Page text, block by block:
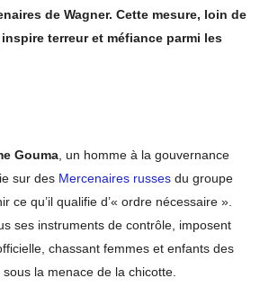
de Wagner. Cette mesure, loin de
terreur et méfiance parmi les
Gouma, un homme à la gouvernance
sur des Mercenaires russes du groupe
ce qu’il qualifie d’« ordre nécessaire ».
ses instruments de contrôle, imposent
chassant femmes et enfants des
la menace de la chicotte.